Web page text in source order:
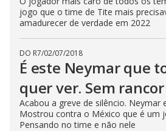
jogo que o time de Tite mais
amadurecer de verdade em 2022
DO R7/02/07/2018
É este Neymar que
quer ver. Sem rancor
Acabou a greve de silêncio. Neymar
Mostrou contra o México que é um
Pensando no time e não nele